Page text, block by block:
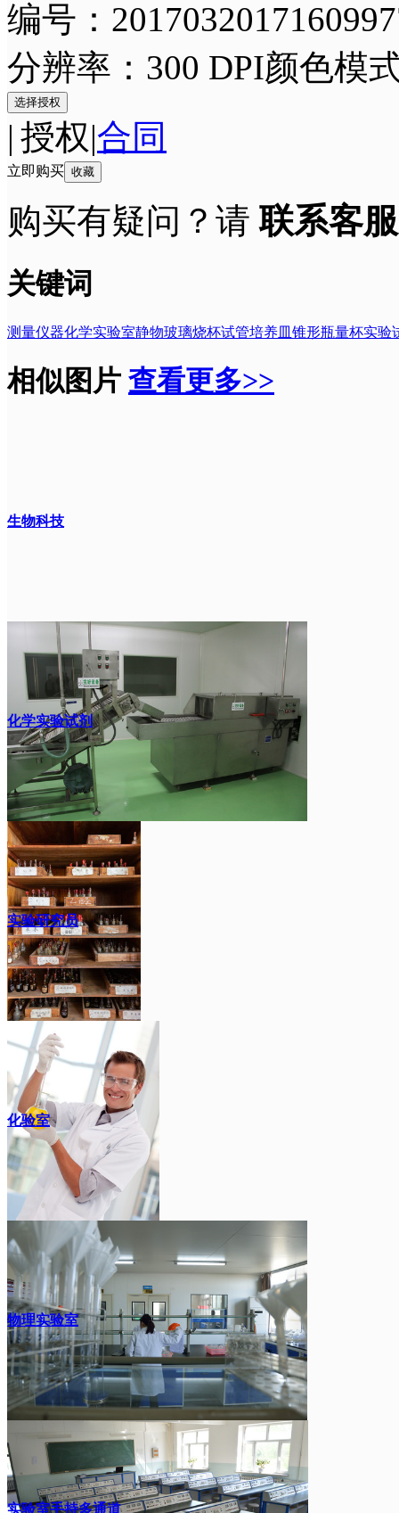
编号：
分辨率：300 DPI颜色模
选择授权
| 授权|合同
立即购买 收藏
购买有疑问？请联系客服
关键词
测量仪器化学实验室静物玻璃烧杯试管培养皿 锥形瓶量杯实验
相似图片 查看更多>>
生物科技
化学实验试剂
实验研究员
化验室
物理实验室
实验室手持多通道